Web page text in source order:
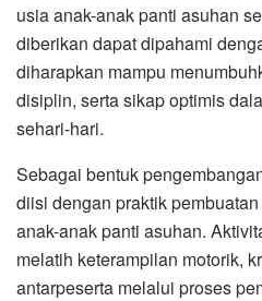
usia anak-anak panti asuhan
diberikan dapat dipahami
diharapkan mampu
disiplin, serta sikap optimis
sehari-hari.
Sebagai bentuk
diisi dengan praktik
anak-anak panti asuhan.
melatih keterampilan motorik,
antarpeserta melalui proses